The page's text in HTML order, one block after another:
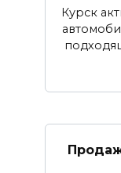
Курск